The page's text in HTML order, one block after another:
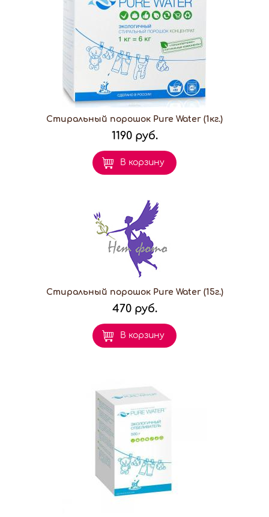
Стиральный порошок Pure Water (1кг.)
1190 руб.
В корзину
Стиральный порошок Pure Water (15г.)
470 руб.
В корзину